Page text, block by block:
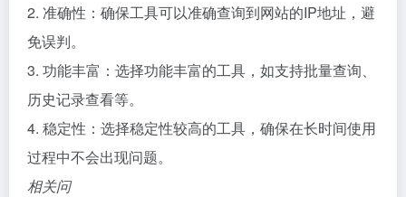
2. 准确性：确保工具可以准确查询到网站的IP地址，避
免误判。
3. 功能丰富：选择功能丰富的工具，如支持批量查询、
历史记录查看等。
4. 稳定性：选择稳定性较高的工具，确保在长时间使用
过程中不会出现问题。
相关问